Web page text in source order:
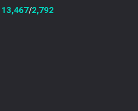
13,467/2,792